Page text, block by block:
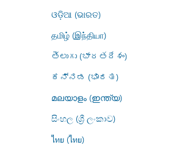
ଓଡ଼ିଆ (ଭାରତ)
தமிழ் (இந்தியா)
తెలుగు (భారతదేశం)
ಕನ್ನಡ (ಭಾರತ)
മലയാളം (ഇന്ത്യ)
සිංහල (ශ්‍රී ලංකාව)
ไทย (ไทย)